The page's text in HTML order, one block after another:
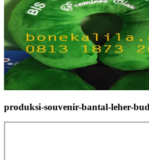
produksi-souvenir-bantal-leher-